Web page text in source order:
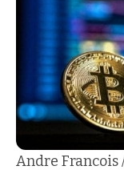
Andre Francois